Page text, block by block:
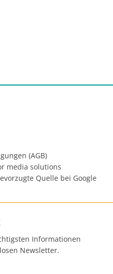
(AGB)
media solutions
Quelle bei Google
Informationen
Newsletter.